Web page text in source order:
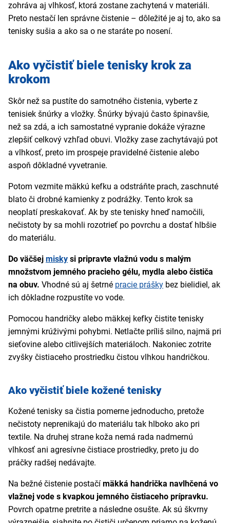
zohráva aj vlhkosť, ktorá zostane zachytená v materiáli.
Preto nestačí len správne čistenie – dôležité je aj to, ako sa
tenisky sušia a ako sa o ne staráte po nosení.
Ako vyčistiť biele tenisky krok za
krokom
Skôr než sa pustíte do samotného čistenia, vyberte z
tenisiek šnúrky a vložky. Šnúrky bývajú často špinavšie,
než sa zdá, a ich samostatné vypranie dokáže výrazne
zlepšiť celkový vzhľad obuvi. Vložky zase zachytávajú pot
a vlhkosť, preto im prospeje pravidelné čistenie alebo
aspoň dôkladné vyvetranie.
Potom vezmite mäkkú kefku a odstráňte prach, zaschnuté
blato či drobné kamienky z podrážky. Tento krok sa
neoplatí preskakovať. Ak by ste tenisky hneď namočili,
nečistoty by sa mohli rozotrieť po povrchu a dostať hlbšie
do materiálu.
Do väčšej misky si pripravte vlažnú vodu s malým
množstvom jemného pracieho gélu, mydla alebo čističa
na obuv. Vhodné sú aj šetrné pracie prášky bez bielidiel, ak
ich dôkladne rozpustíte vo vode.
Pomocou handričky alebo mäkkej kefky čistite tenisky
jemnými krúživými pohybmi. Netlačte príliš silno, najmä pri
sieťovine alebo citlivejších materiáloch. Nakoniec zotrite
zvyšky čistiaceho prostriedku čistou vlhkou handričkou.
Ako vyčistiť biele kožené tenisky
Kožené tenisky sa čistia pomerne jednoducho, pretože
nečistoty neprenikajú do materiálu tak hlboko ako pri
textile. Na druhej strane koža nemá rada nadmernú
vlhkosť ani agresívne čistiace prostriedky, preto ju do
práčky radšej nedávajte.
Na bežné čistenie postačí mäkká handrička navlhčená vo
vlažnej vode s kvapkou jemného čistiaceho prípravku.
Povrch opatrne pretrite a následne osušte. Ak sú škvrny